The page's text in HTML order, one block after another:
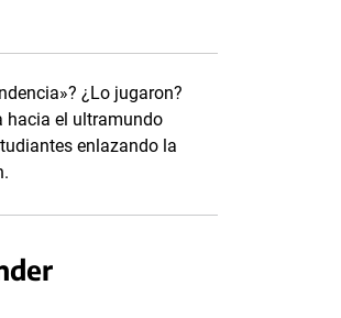
¿Lo jugaron?
hacia el ultramundo
enlazando la